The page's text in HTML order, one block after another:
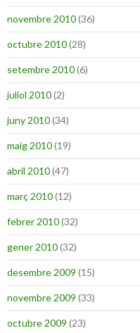
novembre 2010(36)
octubre 2010(28)
setembre 2010(6)
juliol 2010(2)
juny 2010(34)
maig 2010(19)
abril 2010(47)
març 2010(12)
febrer 2010(32)
gener 2010(32)
desembre 2009 (15)
novembre 2009 (33)
octubre 2009 (23)